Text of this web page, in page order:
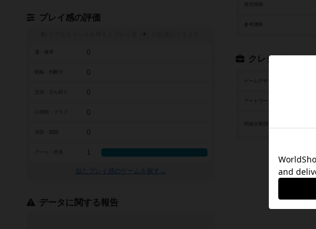
参考価格
クレジット
ゲームデザイン
プレイ感の評価
※
0
戦略・判断力 0
0
0
0
アート・外見 1
似たプレイ感のゲームを探す→
データに関する報告